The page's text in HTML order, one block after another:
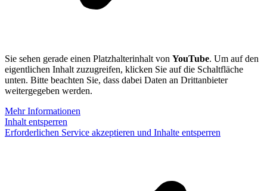
Sie sehen gerade einen Platzhalterinhalt von YouTube. Um auf den
eigentlichen Inhalt zuzugreifen, klicken Sie auf die Schaltfläche
unten. Bitte beachten Sie, dass dabei Daten an Drittanbieter
weitergegeben werden.
Mehr Informationen
Inhalt entsperren
Erforderlichen Service akzeptieren und Inhalte entsperren